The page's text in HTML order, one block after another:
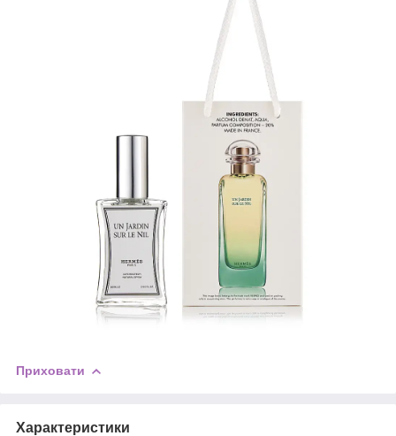
Приховати
Характеристики